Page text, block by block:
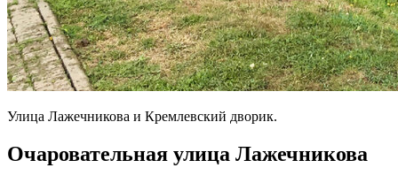
Улица Лажечникова и Кремлевский дворик.
Очаровательная улица Лажечникова